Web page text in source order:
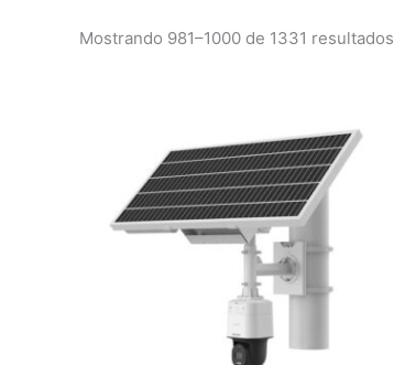
Mostrando 981–1000 de 1331 resultados